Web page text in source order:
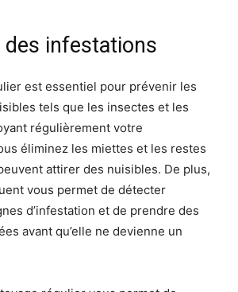
des infestations
est essentiel pour prévenir les
tels que les insectes et les
régulièrement votre
éliminez les miettes et les restes
attirer des nuisibles. De plus,
vous permet de détecter
d’infestation et de prendre des
avant qu’elle ne devienne un